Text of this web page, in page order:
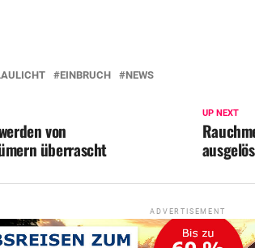
EINBRUCH NEWS
UP NEXT
von
überrascht
ADVERTISEMENT